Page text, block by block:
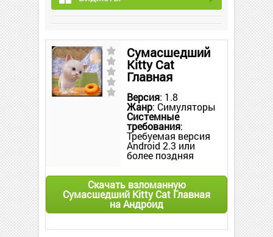
Сумасшедший
Kitty Cat
Главная
Версия: 1.8
Жанр: Симуляторы
Системные
требования:
Требуемая версия
Android 2.3 или
более поздняя
Скачать взломанную
Сумасшедший Kitty Cat Главная
на Андроид